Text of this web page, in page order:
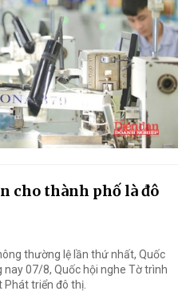
cho thành phố là đô
thường lệ lần thứ nhất, Quốc
nay 07/8, Quốc hội nghe Tờ trình
triển đô thị.